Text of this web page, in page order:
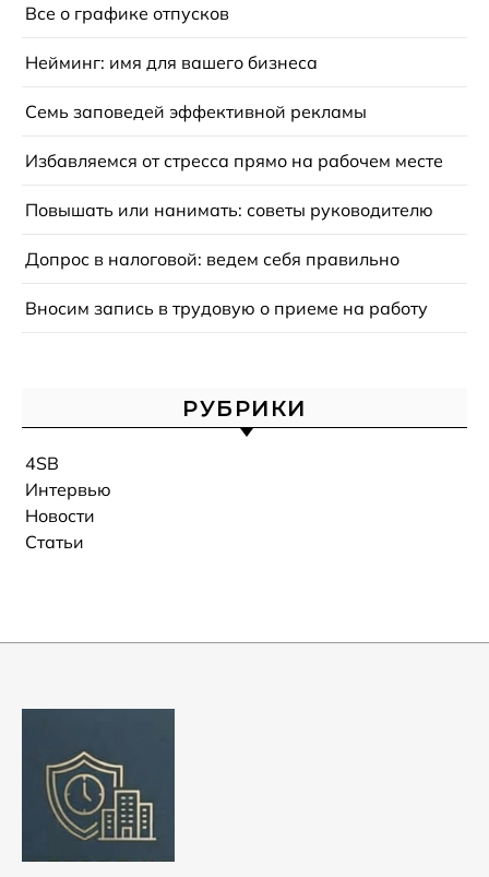
Все о графике отпусков
Нейминг: имя для вашего бизнеса
Семь заповедей эффективной рекламы
Избавляемся от стресса прямо на рабочем месте
Повышать или нанимать: советы руководителю
Допрос в налоговой: ведем себя правильно
Вносим запись в трудовую о приеме на работу
РУБРИКИ
4SB
Интервью
Новости
Статьи